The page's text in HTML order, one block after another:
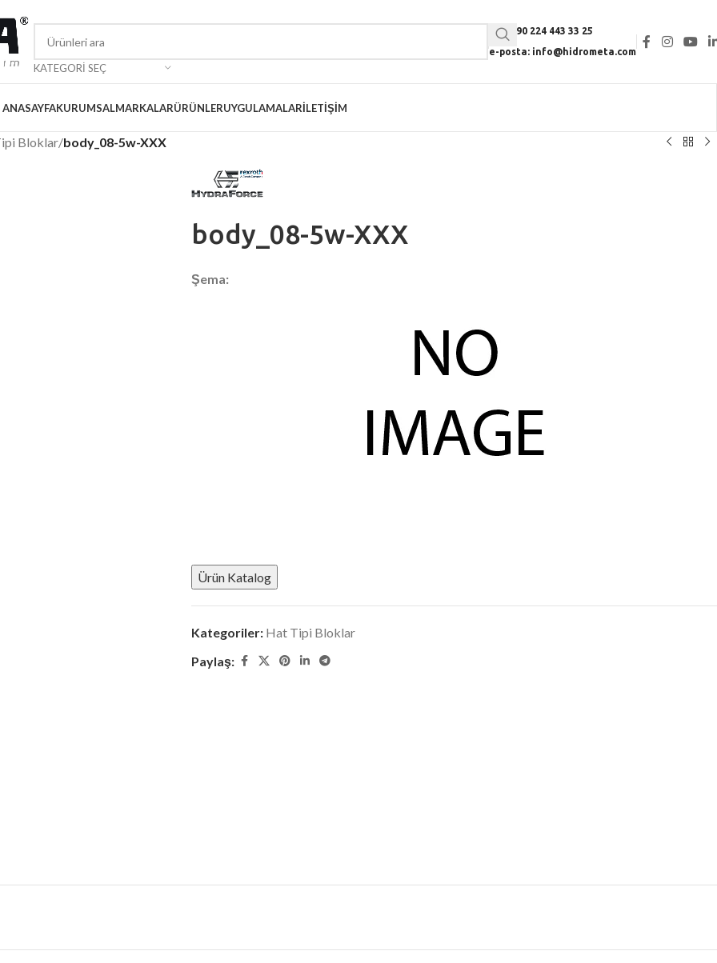
KATEGORI SEÇ
Tel: +90 224 443 33 25
e-posta: info@hidrometa.com
ANASAYFAKURUMSALMARKALARÜRÜNLERUYGULAMALARİLETIŞIM
Bloklar/body_08-5w-XXX
body_08-5w-XXX
Şema:
Ürün Katalog
Kategoriler: Hat Tipi Bloklar
Paylaş: